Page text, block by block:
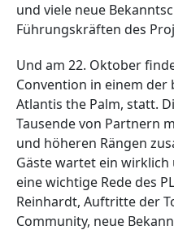
und viele neue
Führungskräften des
Und am 22. Oktober
Convention in einem der
Atlantis the Palm, statt.
Tausende von Partnern
und höheren Rängen
Gäste wartet ein
eine wichtige Rede des
Reinhardt, Auftritte der
Community, neue